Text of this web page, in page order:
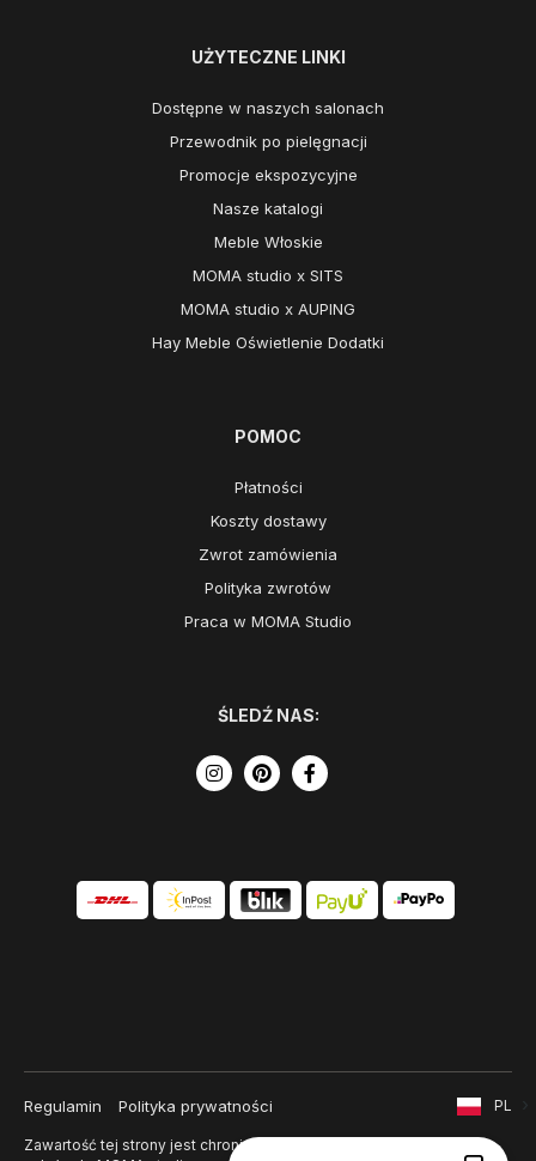
UŻYTECZNE LINKI
Dostępne w naszych salonach
Przewodnik po pielęgnacji
Promocje ekspozycyjne
Nasze katalogi
Meble Włoskie
MOMA studio x SITS
MOMA studio x AUPING
Hay Meble Oświetlenie Dodatki
POMOC
Płatności
Koszty dostawy
Zwrot zamówienia
Polityka zwrotów
Praca w MOMA Studio
ŚLEDŹ NAS:
Regulamin Polityka prywatności
Zawartość tej strony jest chroniona prawem autorskim i
PL